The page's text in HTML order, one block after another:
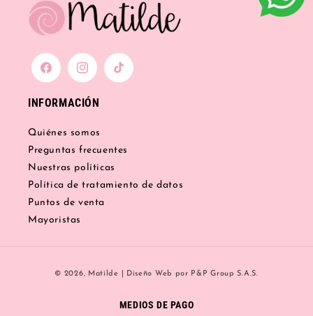
FacebookInstagramTikTok
INFORMACIÓN
Quiénes somos
Preguntas frecuentes
Nuestras políticas
Política de tratamiento de datos
Puntos de venta
Mayoristas
pago
© 2026, Matilde Diseño Web por P&P Group S.A.S.
MEDIOS DE PAGO